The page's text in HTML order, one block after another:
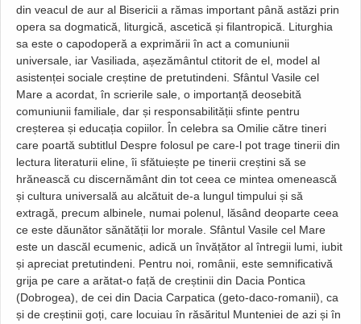
din veacul de aur al Bisericii a rămas important până astăzi prin
opera sa dogmatică, liturgică, ascetică și filantropică. Liturghia
sa este o capodoperă a exprimării în act a comuniunii
universale, iar Vasiliada, așezământul ctitorit de el, model al
asistenței sociale creștine de pretutindeni. Sfântul Vasile cel
Mare a acordat, în scrierile sale, o importanță deosebită
comuniunii familiale, dar și responsabilității sfinte pentru
creșterea și educația copiilor. În celebra sa Omilie către tineri
care poartă subtitlul Despre folosul pe care-l pot trage tinerii din
lectura literaturii eline, îi sfătuiește pe tinerii creștini să se
hrănească cu discernământ din tot ceea ce mintea omenească
și cultura universală au alcătuit de-a lungul timpului și să
extragă, precum albinele, numai polenul, lăsând deoparte ceea
ce este dăunător sănătății lor morale. Sfântul Vasile cel Mare
este un dascăl ecumenic, adică un învățător al întregii lumi, iubit
și apreciat pretutindeni. Pentru noi, românii, este semnificativă
grija pe care a arătat-o față de creștinii din Dacia Pontica
(Dobrogea), de cei din Dacia Carpatica (geto-daco-romanii), ca
și de creștinii goți, care locuiau în răsăritul Munteniei de azi și în